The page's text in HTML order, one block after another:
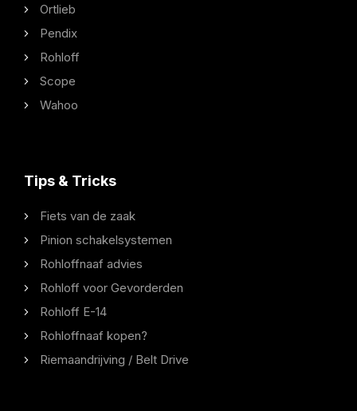
Ortlieb
Pendix
Rohloff
Scope
Wahoo
Tips & Tricks
Fiets van de zaak
Pinion schakelsystemen
Rohloffnaaf advies
Rohloff voor Gevorderden
Rohloff E-14
Rohloffnaaf kopen?
Riemaandrijving / Belt Drive